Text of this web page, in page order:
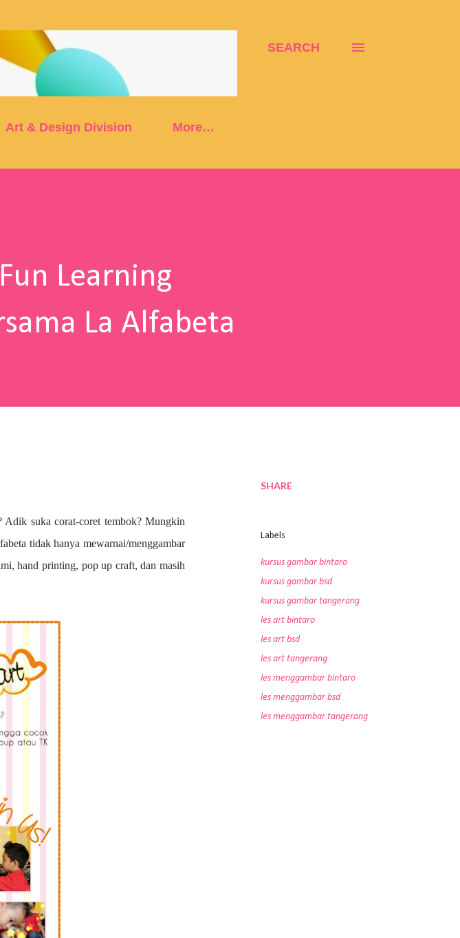
SEARCH
Art & Design Division More…
Learning
La Alfabeta
Adik suka corat-coret tembok? Mungkin
tidak hanya mewarnai/menggambar
hand printing, pop up craft, dan masih
SHARE
Labels
kursus gambar bintaro
kursus gambar bsd
kursus gambar tangerang
les art bintaro
les art bsd
les art tangerang
les menggambar bintaro
les menggambar bsd
les menggambar tangerang